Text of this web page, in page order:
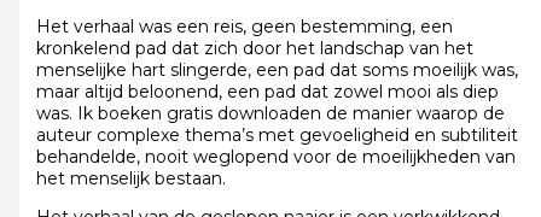
Het verhaal was een reis, geen bestemming, een
kronkelend pad dat zich door het landschap van het
menselijke hart slingerde, een pad dat soms moeilijk was,
maar altijd beloonend, een pad dat zowel mooi als diep
was. Ik boeken gratis downloaden de manier waarop de
auteur complexe thema’s met gevoeligheid en subtiliteit
behandelde, nooit weglopend voor de moeilijkheden van
het menselijk bestaan.